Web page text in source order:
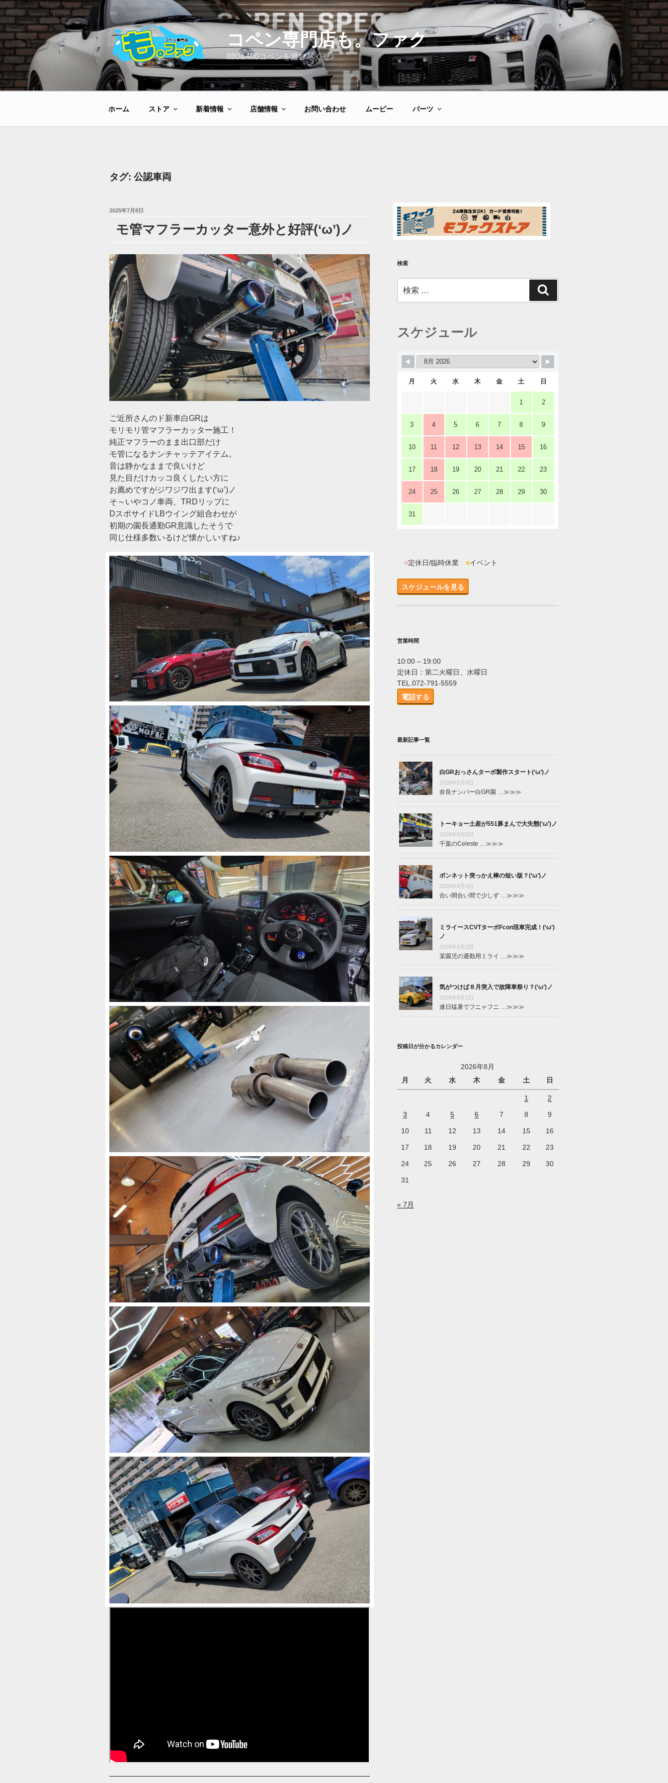
コ
ン
テ
ン
ツ
へ
ス
キ
コペン専門店も。ファク
880&400コペンを遊び尽くせ♪
ホーム ストア 新着情報 店舗情報 お問い合わせ ムービー パーツ
タグ: 公認車両
投
2025年7月8日
モ管マフラーカッター意外と好評(‘ω’)ノ
ご近所さんのド新車白GRは
モリモリ管マフラーカッター施工！
純正マフラーのまま出口部だけ
モ管になるナンチャッテアイテム。
音は静かなままで良いけど
見た目だけカッコ良くしたい方に
お薦めですがジワジワ出ます(‘ω’)ノ
そ～いやコノ車両、TRDリップに
DスポサイドLBウイング組合わせが
初期の園長通勤GR意識したそうで
同じ仕様多数いるけど懐かしいすね♪
検索
索:
索
スケジュール
月 火 水 木 金 土 日
1 2
3 4 5 6 7 8 9
10 11 12 13 14 15 16
17 18 19 20 21 22 23
24 25 26 27 28 29 30
31
■定休日/臨時休業 ■イベント
スケジュールを見る
営業時間
10:00 – 19:00
定休日：第二火曜日、水曜日
TEL.072-791-5559
電話する
最新記事一覧
白GRおっさんターボ製作スタート(‘ω’)ノ
2026年8月6日
奈良ナンバー白GR園 …≫≫≫
トーキョー土産が551豚まんで大失態(‘ω’)ノ
2026年8月5日
千葉のCeleste …≫≫≫
ボンネット突っかえ棒の短い版？(‘ω’)ノ
2026年8月3日
合い間合い間で少しず …≫≫≫
ミライースCVTターボFcon現車完成！(‘ω’)
ノ
2026年8月2日
某園児の通勤用ミライ …≫≫≫
気がつけば８月突入で故障車祭り？(‘ω’)ノ
2026年8月1日
連日猛暑でフニャフニ …≫≫≫
投稿日が分かるカレンダー
2026年8月
月
火 水 木 金 土 日
1 2
3 4 5 6 7 8 9
10 11 12 13 14 15 16
17 18 19 20 21 22 23
24 25 26 27 28 29 30
31
« 7月